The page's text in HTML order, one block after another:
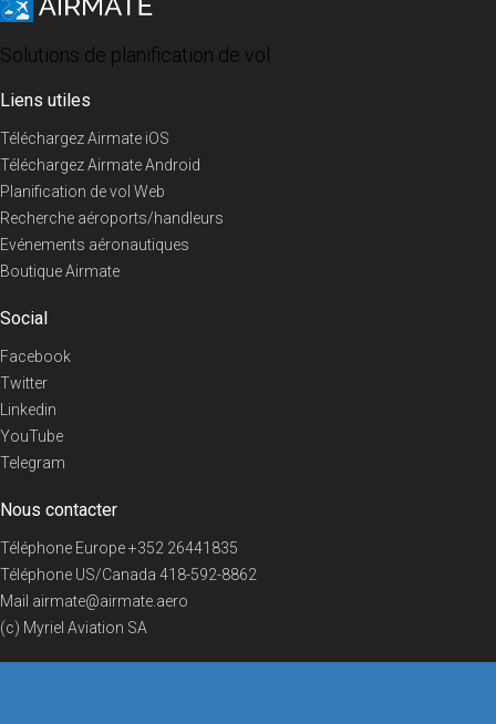
Solutions de planification de vol
Liens utiles
Téléchargez Airmate iOS
Téléchargez Airmate Android
Planification de vol Web
Recherche aéroports/handleurs
Evénements aéronautiques
Boutique Airmate
Social
Facebook
Twitter
Linkedin
YouTube
Telegram
Nous contacter
Téléphone Europe+352 26441835
Téléphone US/Canada 418-592-8862
Mail airmate@airmate.aero
(c) Myriel Aviation SA